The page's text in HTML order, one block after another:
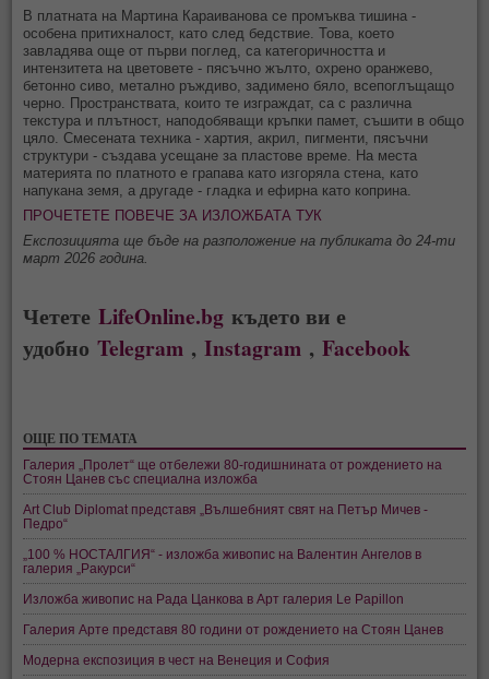
В платната на Мартина Караиванова се промъква тишина -
особена притихналост, като след бедствие. Това, което
завладява още от първи поглед, са категоричността и
интензитета на цветовете - пясъчно жълто, охрено оранжево,
бетонно сиво, метално ръждиво, задимено бяло, всепоглъщащо
черно. Пространствата, които те изграждат, са с различна
текстура и плътност, наподобяващи кръпки памет, съшити в общо
цяло. Смесената техника - хартия, акрил, пигменти, пясъчни
структури - създава усещане за пластове време. На места
материята по платното е грапава като изгоряла стена, като
напукана земя, а другаде - гладка и ефирна като коприна.
ПРОЧЕТЕТЕ ПОВЕЧЕ ЗА ИЗЛОЖБАТА ТУК
Експозицията ще бъде на разположение на публиката до 24-ти
март 2026 година.
ЧететеLifeOnline.bg където ви е
удобноTelegram ,Instagram ,Facebook
ОЩЕ ПО ТЕМАТА
Галерия „Пролет“ ще отбележи 80-годишнината от рождението на
Стоян Цанев със специална изложба
Art Club Diplomat представя „Вълшебният свят на Петър Мичев -
Педро“
„100 % НОСТАЛГИЯ“ - изложба живопис на Валентин Ангелов в
галерия „Ракурси“
Изложба живопис на Рада Цанкова в Арт галерия Le Papillon
Галерия Арте представя 80 години от рождението на Стоян Цанев
Модерна експозиция в чест на Венеция и София